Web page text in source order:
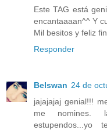
Este TAG está
encantaaaan^^ Y
Mil besitos y feliz
Responder
Belswan 24 de
jajajajaj genial!!!
me nomines.